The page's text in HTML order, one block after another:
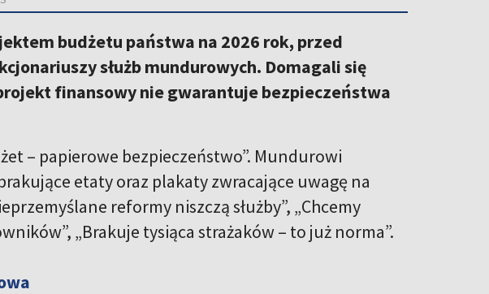
budżetu państwa na 2026 rok, przed
służb mundurowych. Domagali się
finansowy nie gwarantuje bezpieczeństwa
– papierowe bezpieczeństwo”. Mundurowi
etaty oraz plakaty zwracające uwagę na
reformy niszczą służby”, „Chcemy
„Brakuje tysiąca strażaków – to już norma”.